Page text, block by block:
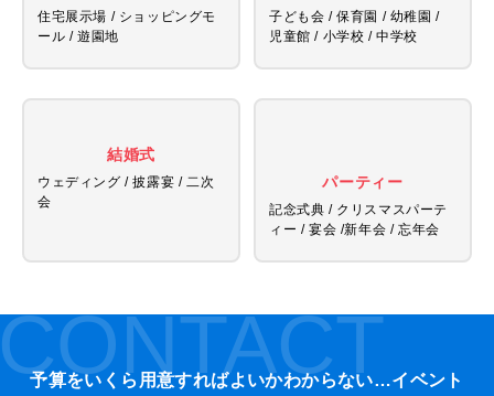
住宅展示場 / ショッピングモ
ール / 遊園地
子ども会 / 保育園 / 幼稚園 /
児童館 / 小学校 / 中学校
結婚式
ウェディング / 披露宴 / 二次
会
パーティー
記念式典 / クリスマスパーテ
ィー / 宴会 /新年会 / 忘年会
予算をいくら用意すればよいかわからない…イベント